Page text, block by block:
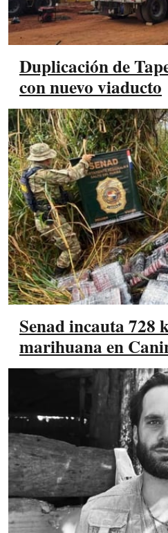
Duplicación de
con nuevo viaducto
Senad incauta 728
marihuana en